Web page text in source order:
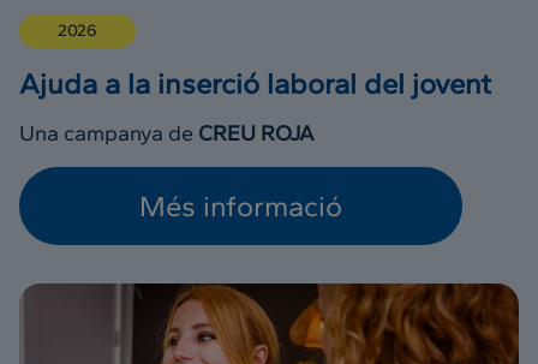
2026
Ajuda a la inserció laboral del jovent
Una campanya de CREU ROJA
Més informació